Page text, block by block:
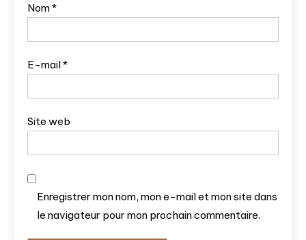
Nom*
E-mail*
Site web
Enregistrer mon nom, mon e-mail et mon site dans
le navigateur pour mon prochain commentaire.